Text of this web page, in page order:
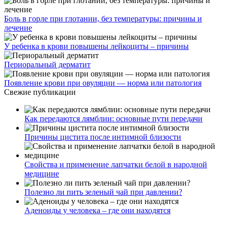
Боль в горле при глотании, без температуры: причины и
лечение
У ребенка в крови повышены лейкоциты – причины
Периоральный дерматит
Появление крови при овуляции — норма или патология
Свежие публикации
Как передаются лямблии: основные пути передачи
Причины цистита после интимной близости
Свойства и применение лапчатки белой в народной
медицине
Полезно ли пить зеленый чай при давлении?
Аденоиды у человека – где они находятся